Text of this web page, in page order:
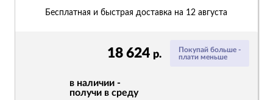
Покупай больше -
плати меньше
18 624 р.
в наличии -
получи в среду
Бесплатная и быстрая доставка на 12 августа